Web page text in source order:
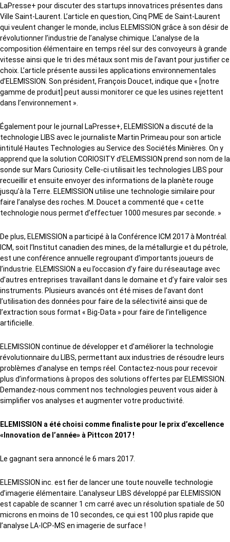
LaPresse+ pour discuter des startups innovatrices présentes dans
Ville Saint-Laurent. L’article en question, Cinq PME de Saint-Laurent
qui veulent changer le monde, inclus ELEMISSION grâce à son désir de
révolutionner l’industrie de l’analyse chimique. L’analyse de la
composition élémentaire en temps réel sur des convoyeurs à grande
vitesse ainsi que le tri des métaux sont mis de l’avant pour justifier ce
choix. L’article présente aussi les applications environnementales
d’ELEMISSION. Son président, François Doucet, indique que « [notre
gamme de produit] peut aussi monitorer ce que les usines rejettent
dans l’environnement ».
Également pour le journal LaPresse+, ELEMISSION a discuté de la
technologie LIBS avec le journaliste Martin Primeau pour son article
intitulé Hautes Technologies au Service des Sociétés Minières. On y
apprend que la solution CORIOSITY d’ELEMISSION prend son nom de la
sonde sur Mars Curiosity. Celle-ci utilisait les technologies LIBS pour
recueillir et ensuite envoyer des informations de la planète rouge
jusqu’à la Terre. ELEMISSION utilise une technologie similaire pour
faire l’analyse des roches. M. Doucet a commenté que « cette
technologie nous permet d’effectuer 1000 mesures par seconde. »
De plus, ELEMISSION a participé à la Conférence ICM 2017 à Montréal.
ICM, soit l’Institut canadien des mines, de la métallurgie et du pétrole,
est une conférence annuelle regroupant d’importants joueurs de
l’industrie. ELEMISSION a eu l’occasion d’y faire du réseautage avec
d’autres entreprises travaillant dans le domaine et d’y faire valoir ses
instruments. Plusieurs avancés ont été mises de l’avant dont
l’utilisation des données pour faire de la sélectivité ainsi que de
l’extraction sous format « Big-Data » pour faire de l’intelligence
artificielle.
ELEMISSION continue de développer et d’améliorer la technologie
révolutionnaire du LIBS, permettant aux industries de résoudre leurs
problèmes d’analyse en temps réel. Contactez-nous pour recevoir
plus d’informations à propos des solutions offertes par ELEMISSION.
Demandez-nous comment nos technologies peuvent vous aider à
simplifier vos analyses et augmenter votre productivité.
ELEMISSION a été choisi comme finaliste pour le prix d’excellence
«Innovation de l’année» à Pittcon 2017 !
Le gagnant sera annoncé le 6 mars 2017.
ELEMISSION inc. est fier de lancer une toute nouvelle technologie
d’imagerie élémentaire. L’analyseur LIBS développé par ELEMISSION
est capable de scanner 1 cm carré avec un résolution spatiale de 50
microns en moins de 10 secondes, ce qui est 100 plus rapide que
l’analyse LA-ICP-MS en imagerie de surface !